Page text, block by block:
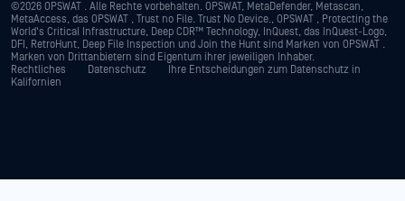
©2026 OPSWAT . Alle Rechte vorbehalten. OPSWAT, MetaDefender, Metascan,
MetaAccess, das OPSWAT , Trust no File. Trust No Device., OPSWAT , Protecting the
World's Critical Infrastructure, Deep CDR™ Technology, InQuest, das InQuest-Logo,
DFI, RetroHunt, Deep File Inspection und Join the Hunt sind Marken von OPSWAT .
Marken von Drittanbietern sind Eigentum ihrer jeweiligen Inhaber.
Rechtliches
Datenschutz
Ihre Entscheidungen zum Datenschutz in
Kalifornien